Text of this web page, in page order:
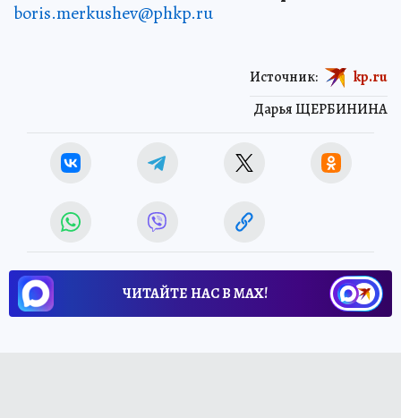
boris.merkushev@phkp.ru
Дарья ЩЕРБИНИНА
Источник: kp.ru
ЧИТАЙТЕ НАС В МАХ!